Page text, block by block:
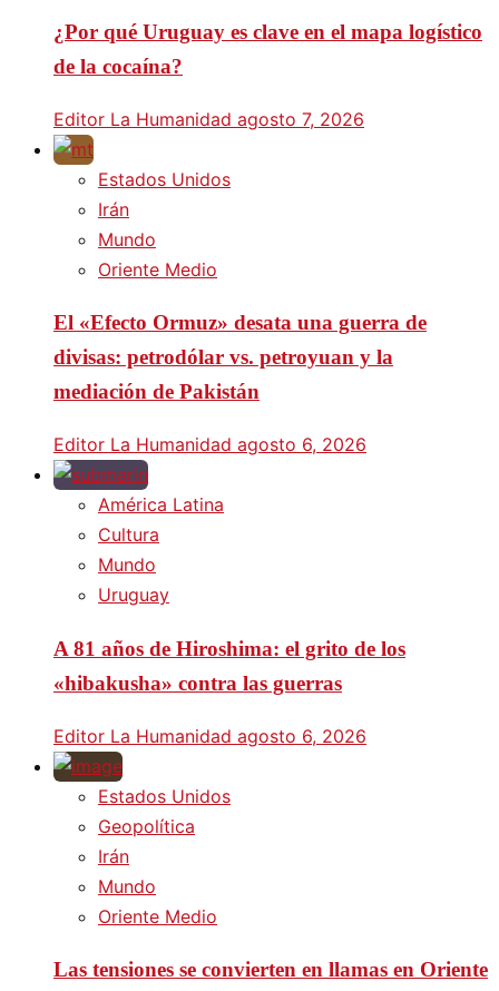
¿Por qué Uruguay es clave en el mapa logístico
de la cocaína?
Editor La Humanidad agosto 7, 2026
Estados Unidos
Irán
Mundo
Oriente Medio
El «Efecto Ormuz» desata una guerra de
divisas: petrodólar vs. petroyuan y la
mediación de Pakistán
Editor La Humanidad agosto 6, 2026
América Latina
Cultura
Mundo
Uruguay
A 81 años de Hiroshima: el grito de los
«hibakusha» contra las guerras
Editor La Humanidad agosto 6, 2026
Estados Unidos
Geopolítica
Irán
Mundo
Oriente Medio
Las tensiones se convierten en llamas en Oriente